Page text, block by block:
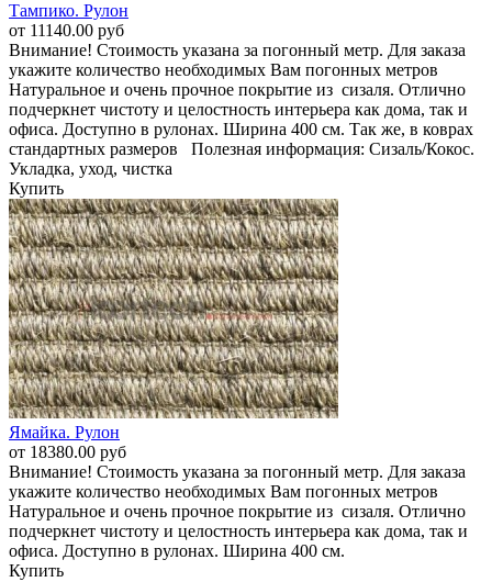
Тампико. Рулон
от 11140.00 руб
Внимание! Стоимость указана за погонный метр. Для заказа
укажите количество необходимых Вам погонных метров
Натуральное и очень прочное покрытие из сизаля. Отлично
подчеркнет чистоту и целостность интерьера как дома, так и
офиса. Доступно в рулонах. Ширина 400 см. Так же, в коврах
стандартных размеров Полезная информация: Сизаль/Кокос.
Укладка, уход, чистка
Купить
Ямайка. Рулон
от 18380.00 руб
Внимание! Стоимость указана за погонный метр. Для заказа
укажите количество необходимых Вам погонных метров
Натуральное и очень прочное покрытие из сизаля. Отлично
подчеркнет чистоту и целостность интерьера как дома, так и
офиса. Доступно в рулонах. Ширина 400 см.
Купить